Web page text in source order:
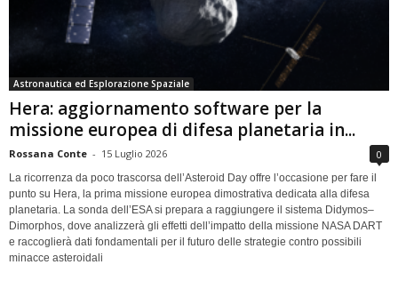
Astronautica ed Esplorazione Spaziale
Hera: aggiornamento software per la
missione europea di difesa planetaria in...
Rossana Conte - 15 Luglio 2026 0
La ricorrenza da poco trascorsa dell’Asteroid Day offre l’occasione per fare il
punto su Hera, la prima missione europea dimostrativa dedicata alla difesa
planetaria. La sonda dell’ESA si prepara a raggiungere il sistema Didymos–
Dimorphos, dove analizzerà gli effetti dell’impatto della missione NASA DART
e raccoglierà dati fondamentali per il futuro delle strategie contro possibili
minacce asteroidali